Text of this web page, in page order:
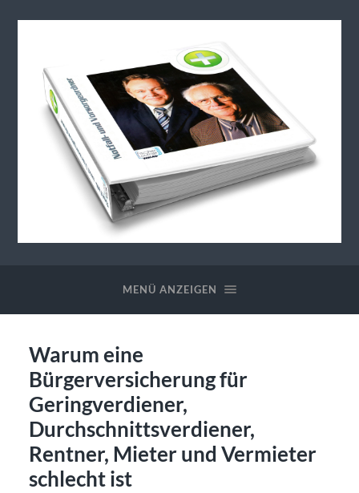
MENÜ ANZEIGEN
Warum eine
Bürgerversicherung für
Geringverdiener,
Durchschnittsverdiener,
Rentner, Mieter und Vermieter
schlecht ist